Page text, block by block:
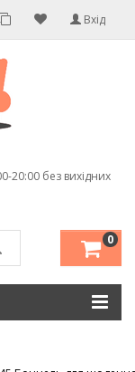
Вхід
20:00 без вихідних
0